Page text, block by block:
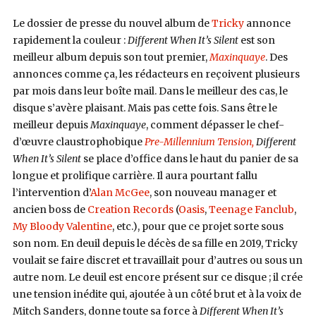
Le dossier de presse du nouvel album deTrickyannonce
rapidement la couleur :Different When It’s Silentest son
meilleur album depuis son tout premier,Maxinquaye. Des
annonces comme ça, les rédacteurs en reçoivent plusieurs
par mois dans leur boîte mail. Dans le meilleur des cas, le
disque s’avère plaisant. Mais pas cette fois. Sans être le
meilleur depuisMaxinquaye, comment dépasser le chef-
d’œuvre claustrophobiquePre-Millennium Tension, Different
When It’s Silentse place d’office dans le haut du panier de sa
longue et prolifique carrière. Il aura pourtant fallu
l’intervention d’Alan McGee, son nouveau manager et
ancien boss de Creation Records(Oasis,Teenage Fanclub,
My Bloody Valentine, etc.), pour que ce projet sorte sous
son nom. En deuil depuis le décès de sa fille en 2019, Tricky
voulait se faire discret et travaillait pour d’autres ou sous un
autre nom. Le deuil est encore présent sur ce disque ; il crée
une tension inédite qui, ajoutée à un côté brut et à la voix de
Mitch Sanders, donne toute sa force àDifferent When It’s